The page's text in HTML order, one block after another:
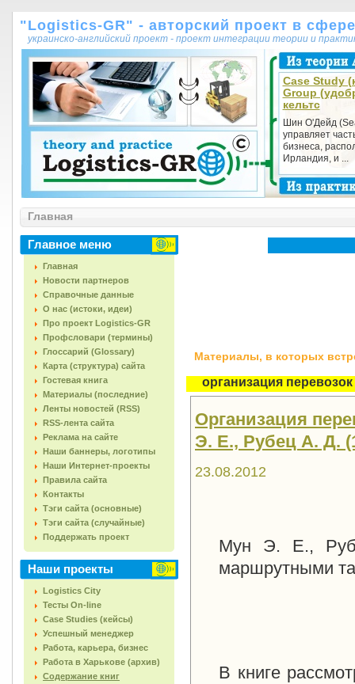
"Logistics-GR" - авторский проект в
украинско-английский проект - проект интеграции теории и
Case Study
Group
кельтс
Шин О'Дейд
управляет
бизнеса,
Ирландия, и ...
Главная
Главное меню
Главная
Новости партнеров
Справочные данные
О нас (истоки, идеи)
Про проект Logistics-GR
Профсловари (термины)
Глоссарий (Glossary)
Карта (структура) сайта
Гостевая книга
Материалы (последние)
Ленты новостей (RSS)
RSS-лента сайта
Реклама на сайте
Наши баннеры, логотипы
Наши Интернет-проекты
Правила сайта
Контакты
Тэги сайта (основные)
Тэги сайта (случайные)
Поддержать проект
Наши проекты
Logistics City
Тесты On-line
Case Studies (кейсы)
Успешный менеджер
Работа, карьера, бизнес
Работа в Харькове (архив)
Содержание книг
Материалы, в которых
организация
Организация
Э. Е., Рубец А. Д.
23.08.2012
Мун Э. Е.,
маршрутными
В книге